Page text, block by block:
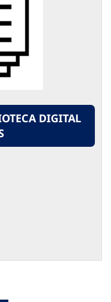
DIGITAL